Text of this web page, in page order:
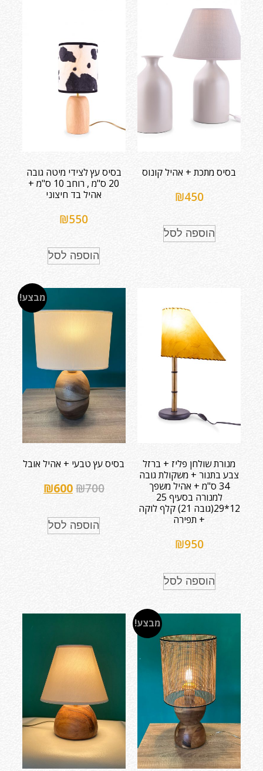
בסיס מתכת + אהיל קונוס
₪450
הוספה לסל
בסיס עץ לצידי מיטה גובה
20 ס"מ , רוחב 10 ס"מ +
אהיל בד חיצוני
₪550
הוספה לסל
מנורת שולחן פליז + ברזל
צבע בתנור + משקולת גובה
34 ס"מ + אהיל משפך
למנורה בסעיף 25
12*29(גובה 21) קלף לוקה
+ תפירה
₪950
הוספה לסל
מבצע!
בסיס עץ טבעי + אהיל אובל
₪700
₪600
הוספה לסל
מבצע!